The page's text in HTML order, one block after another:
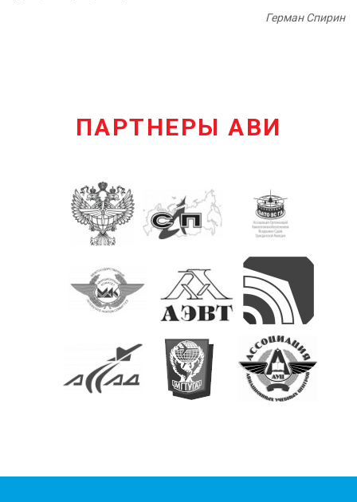
Герман Спирин
ПАРТНЕРЫ АВИ